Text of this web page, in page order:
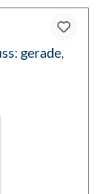
gerade,